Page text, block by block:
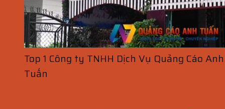
Top 1 Công ty TNHH Dịch Vụ Quảng Cáo Anh
Tuấn